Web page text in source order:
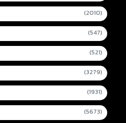
(2010)
(547)
(521)
(3279)
(1931)
(5673)